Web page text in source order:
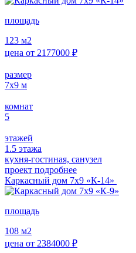
площадь
123 м2
цена от 2177000 ₽
размер
7х9 м
комнат
5
этажей
1.5 этажа
кухня-гостиная, санузел
проект подробнее
Каркасный дом 7х9 «К-14»
площадь
108 м2
цена от 2384000 ₽